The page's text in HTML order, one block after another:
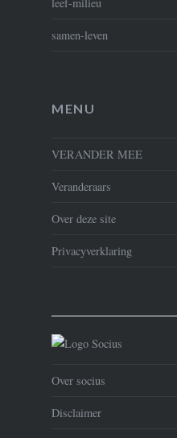
samen-leven
MENU
VERANDER MEE
Veranderaars
Over deze site
Privacyverklaring
Over socius
Disclaimer